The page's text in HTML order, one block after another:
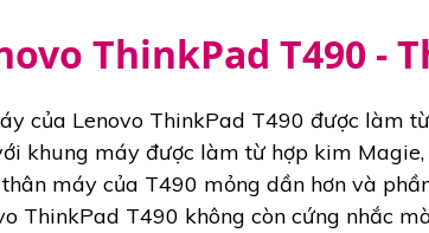
ThinkPad T490 -
của Lenovo ThinkPad T490 được làm
khung máy được làm từ hợp kim
máy của T490 mỏng dần hơn và
ThinkPad T490 không còn cứng nhắc